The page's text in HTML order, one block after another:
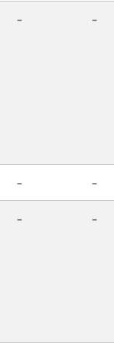
- -
-
-
- -